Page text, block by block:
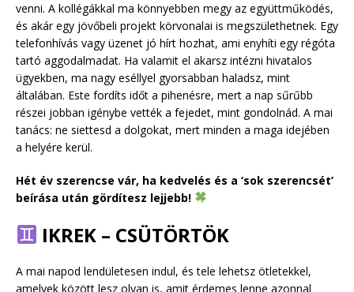
venni. A kollégákkal ma könnyebben megy az együttműködés,
és akár egy jövőbeli projekt körvonalai is megszülethetnek. Egy
telefonhívás vagy üzenet jó hírt hozhat, ami enyhíti egy régóta
tartó aggodalmadat. Ha valamit el akarsz intézni hivatalos
ügyekben, ma nagy eséllyel gyorsabban haladsz, mint
általában. Este fordíts időt a pihenésre, mert a nap sűrűbb
részei jobban igénybe vették a fejedet, mint gondolnád. A mai
tanács: ne siettesd a dolgokat, mert minden a maga idejében
a helyére kerül.
Hét év szerencse vár, ha kedvelés és a ‘sok szerencsét’
beírása után gördítesz lejjebb!
IKREK – CSÜTÖRTÖK
A mai napod lendületesen indul, és tele lehetsz ötletekkel,
amelyek között lesz olyan is, amit érdemes lenne azonnal